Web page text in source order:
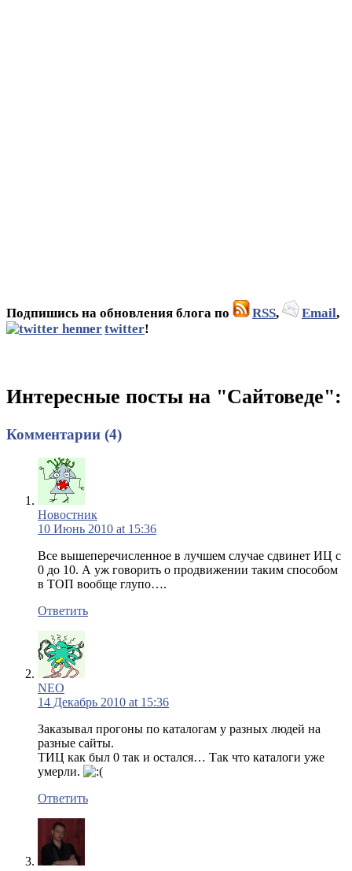
Подпишись на обновления блога по RSS, Email,
twitter!
Интересные посты на "Сайтоведе":
Комментарии (4)
Новостник
10 Июнь 2010 at 15:36
Все вышеперечисленное в лучшем случае сдвинет ИЦ с
0 до 10. А уж говорить о продвижении таким способом
в ТОП вообще глупо….
Ответить
NEO
14 Декабрь 2010 at 15:36
Заказывал прогоны по каталогам у разных людей на
разные сайты.
ТИЦ как был 0 так и остался… Так что каталоги уже
умерли.
Ответить